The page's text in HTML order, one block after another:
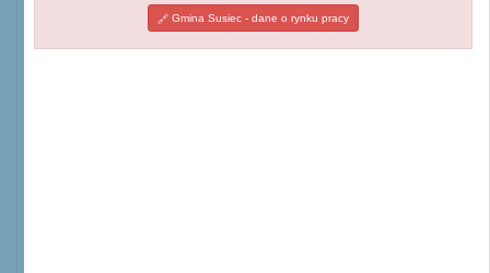
Gmina Susiec - dane o rynku pracy